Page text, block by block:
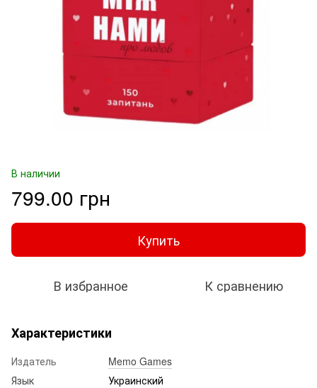
В наличии
799.00 грн
Купить
В избранное К сравнению
Характеристики
Издатель
Memo Games
Язык
Украинский